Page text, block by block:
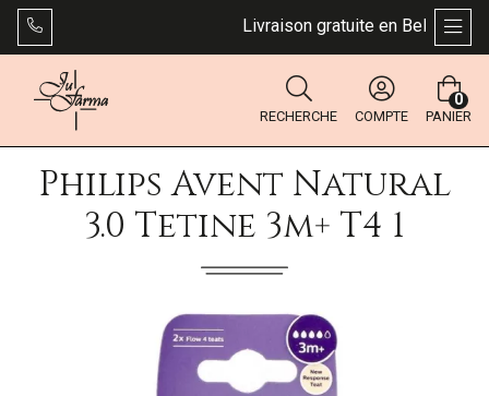
Livraison gratuite en Belgique
RECHERCHE COMPTE PANIER
0
Philips Avent Natural
3.0 Tetine 3m+ T4 1